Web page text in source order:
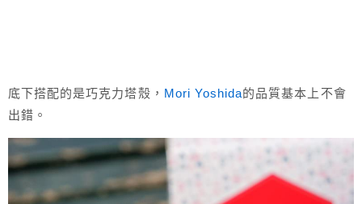
底下搭配的是巧克力塔殼， Mori Yoshida的品質基本上不會
出錯。